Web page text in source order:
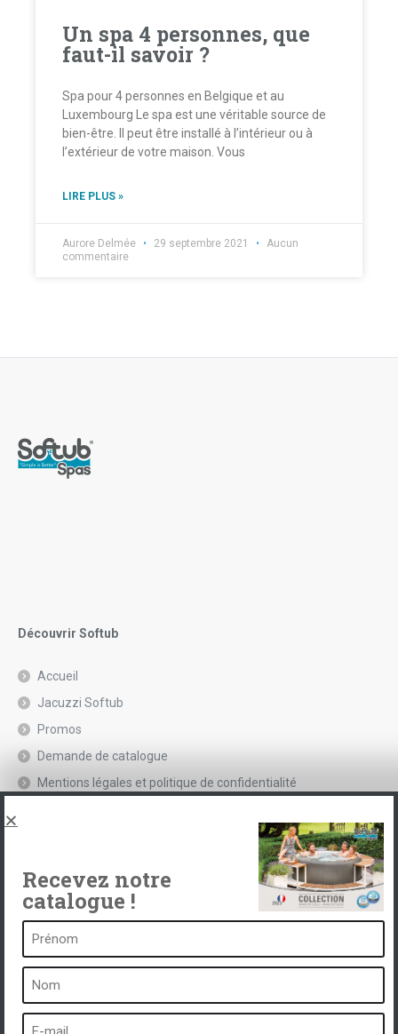
Un spa 4 personnes, que
faut-il savoir ?
Spa pour 4 personnes en Belgique et au
Luxembourg Le spa est une véritable source de
bien-être. Il peut être installé à l’intérieur ou à
l’extérieur de votre maison. Vous
LIRE PLUS »
Aurore Delmée 29 septembre 2021
Aucun
commentaire
Découvrir Softub
Accueil
Jacuzzi Softub
Promos
Demande de catalogue
Mentions légales et politique de confidentialité
Qu’est-ce qu’un spa ?
Bain à bulles
Recevez notre
catalogue !